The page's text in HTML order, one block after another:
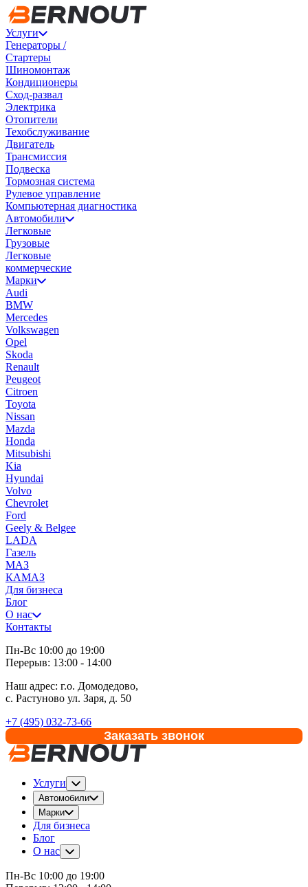
Услуги
Генераторы /
Стартеры
Шиномонтаж
Кондиционеры
Сход-развал
Электрика
Отопители
Техобслуживание
Двигатель
Трансмиссия
Подвеска
Тормозная система
Рулевое управление
Компьютерная диагностика
Автомобили
Легковые
Грузовые
Легковые
коммерческие
Марки
Audi
BMW
Mercedes
Volkswagen
Opel
Skoda
Renault
Peugeot
Citroen
Toyota
Nissan
Mazda
Honda
Mitsubishi
Kia
Hyundai
Volvo
Chevrolet
Ford
Geely & Belgee
LADA
Газель
МАЗ
КАМАЗ
Для бизнеса
Блог
О нас
Контакты
Пн-Вс 10:00 до 19:00
Перерыв: 13:00 - 14:00
Наш адрес: г.о. Домодедово,
с. Растуново ул. Заря, д. 50
+7 (495) 032-73-66
Заказать звонок
Услуги
Автомобили
Марки
Для бизнеса
Блог
О нас
Пн-Вс 10:00 до 19:00